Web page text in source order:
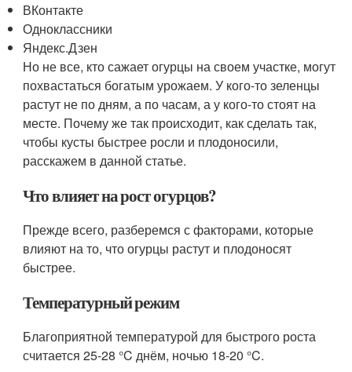
ВКонтакте
Одноклассники
Яндекс.Дзен
Но не все, кто сажает огурцы на своем участке, могут
похвастаться богатым урожаем. У кого-то зеленцы
растут не по дням, а по часам, а у кого-то стоят на
месте. Почему же так происходит, как сделать так,
чтобы кусты быстрее росли и плодоносили,
расскажем в данной статье.
Что влияет на рост огурцов?
Прежде всего, разберемся с факторами, которые
влияют на то, что огурцы растут и плодоносят
быстрее.
Температурный режим
Благоприятной температурой для быстрого роста
считается 25-28 °C днём, ночью 18-20 °C.